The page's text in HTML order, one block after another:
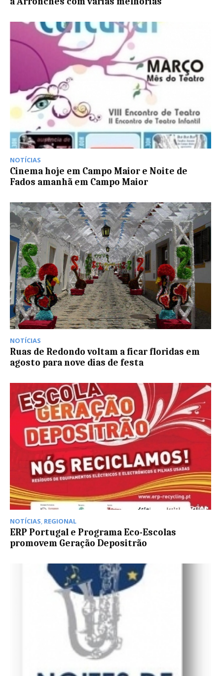
NOTÍCIAS
Cinema hoje em Campo Maior e Noite de
Fados amanhã em Campo Maior
NOTÍCIAS
Ruas de Redondo voltam a ficar floridas em
agosto para nove dias de festa
NOTÍCIAS, REGIONAL
ERP Portugal e Programa Eco-Escolas
promovem Geração Depositrão